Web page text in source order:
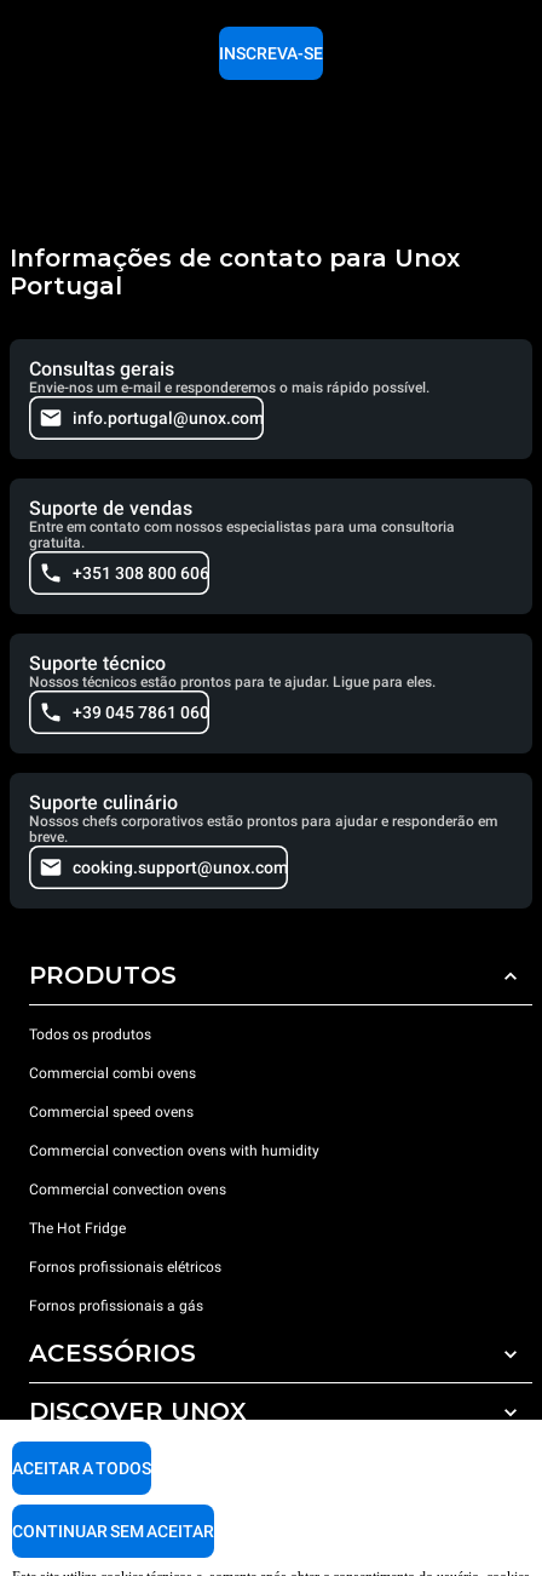
INSCREVA-SE
Informações de contato para Unox
Portugal
Consultas gerais
Envie-nos um e-mail e responderemos o mais rápido possível.
info.portugal@unox.com
Suporte de vendas
Entre em contato com nossos especialistas para uma consultoria
gratuita.
+351 308 800 606
Suporte técnico
Nossos técnicos estão prontos para te ajudar. Ligue para eles.
+39 045 7861 060
Suporte culinário
Nossos chefs corporativos estão prontos para ajudar e responderão em
breve.
cooking.support@unox.com
PRODUTOS
Todos os produtos
Commercial combi ovens
Commercial speed ovens
Commercial convection ovens with humidity
Commercial convection ovens
The Hot Fridge
Fornos profissionais elétricos
Fornos profissionais a gás
ACESSÓRIOS
Todos os acessórios
Detergents for automatic washing
Detergents for manual washing
Water treatment with resin filters
DISCOVER UNOX
Os nossos escritórios no mundo
SUPPORT
Garantia Unox
ACEITAR A TODOS
CONTINUAR SEM ACEITAR